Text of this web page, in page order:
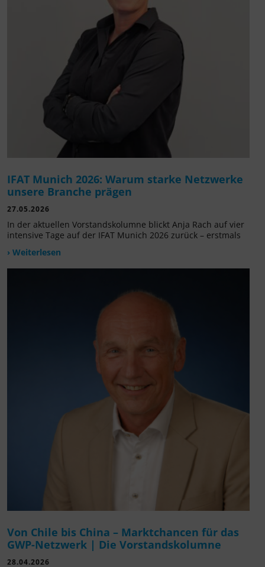
IFAT Munich 2026: Warum starke Netzwerke
unsere Branche prägen
27.05.2026
In der aktuellen Vorstandskolumne blickt Anja Rach auf vier
intensive Tage auf der IFAT Munich 2026 zurück – erstmals
› Weiterlesen
Von Chile bis China – Marktchancen für das
GWP-Netzwerk | Die Vorstandskolumne
28.04.2026